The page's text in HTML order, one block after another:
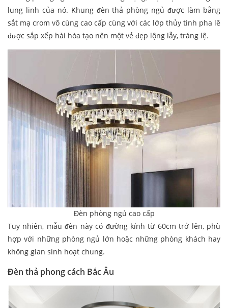
lung linh của nó. Khung đèn thả phòng ngủ được làm bằng
sắt mạ crom vô cùng cao cấp cùng với các lớp thủy tinh pha lê
được sắp xếp hài hòa tạo nên một vẻ đẹp lộng lẫy, tráng lệ.
Đèn phòng ngủ cao cấp
Tuy nhiên, mẫu đèn này có đường kính từ 60cm trở lên, phù
hợp với những phòng ngủ lớn hoặc những phòng khách hay
không gian sinh hoạt chung.
Đèn thả phong cách Bắc Âu